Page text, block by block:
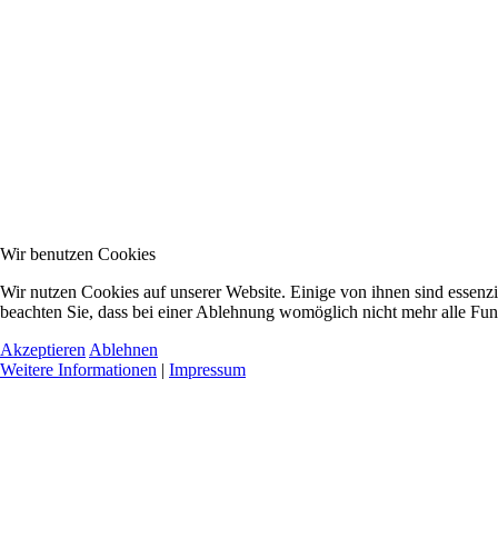
Wir benutzen Cookies
Wir nutzen Cookies auf unserer Website. Einige von ihnen sind
beachten Sie, dass bei einer Ablehnung womöglich nicht mehr alle
Akzeptieren Ablehnen
Weitere Informationen | Impressum